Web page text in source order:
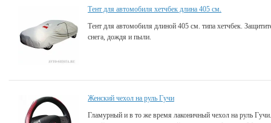
Тент для автомобиля хетчбек длина 405 см.
Тент для автомобиля длиной 405 см. типа хетчбек.
снега, дождя и пыли.
Женский чехол на руль Гучи
Гламурный и в то же время лаконичный чехол на руль